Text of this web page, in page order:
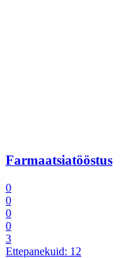
Farmaatsiatööstus
0
0
0
0
3
Ettepanekuid: 12